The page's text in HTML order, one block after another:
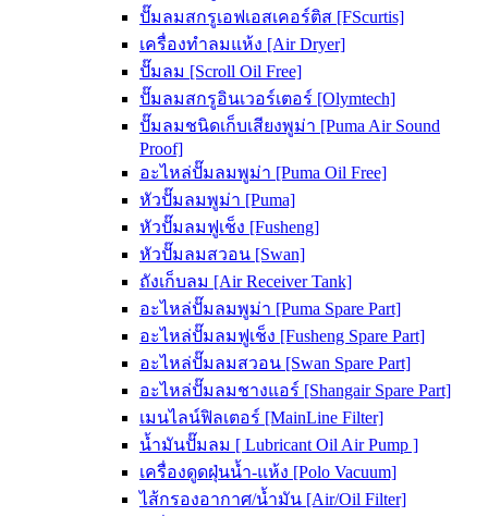
ปั๊มลมสกรูเอฟเอสเคอร์ติส [FScurtis]
เครื่องทำลมแห้ง [Air Dryer]
ปั๊มลม [Scroll Oil Free]
ปั๊มลมสกรูอินเวอร์เตอร์ [Olymtech]
ปั๊มลมชนิดเก็บเสียงพูม่า [Puma Air Sound
Proof]
อะไหล่ปั๊มลมพูม่า [Puma Oil Free]
หัวปั๊มลมพูม่า [Puma]
หัวปั๊มลมฟูเช็ง [Fusheng]
หัวปั๊มลมสวอน [Swan]
ถังเก็บลม [Air Receiver Tank]
อะไหล่ปั๊มลมพูม่า [Puma Spare Part]
อะไหล่ปั๊มลมฟูเช็ง [Fusheng Spare Part]
อะไหล่ปั๊มลมสวอน [Swan Spare Part]
อะไหล่ปั๊มลมชางแอร์ [Shangair Spare Part]
เมนไลน์ฟิลเตอร์ [MainLine Filter]
น้ำมันปั๊มลม [ Lubricant Oil Air Pump ]
เครื่องดูดฝุ่นน้ำ-แห้ง [Polo Vacuum]
ไส้กรองอากาศ/น้ำมัน [Air/Oil Filter]